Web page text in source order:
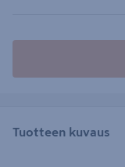
Tuotteen kuvaus